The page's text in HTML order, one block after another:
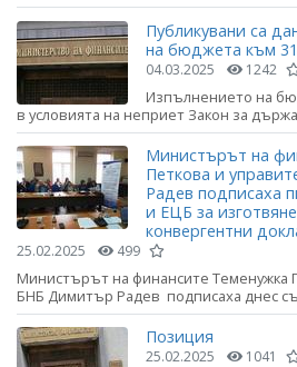
Публикувани са
на бюджета към
04.03.2025 1242
Изпълнението на
в условията на неприет Закон за
Министърът на
Петкова и
Радев подписаха
и ЕЦБ за
конвергентни
25.02.2025 499
Министърът на финансите Теменужка
БНБ Димитър Радев подписаха днес
Позиция
25.02.2025 1041